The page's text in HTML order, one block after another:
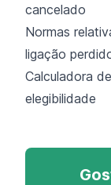
cancelado
Normas
ligação
Calculadora
elegibilidade